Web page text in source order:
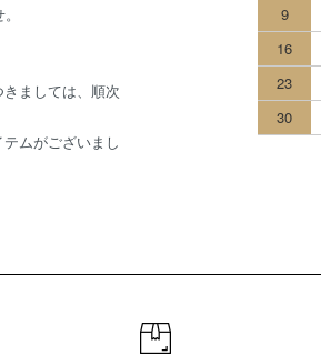
ましては、順次
ムがございまし
9
16
23
30